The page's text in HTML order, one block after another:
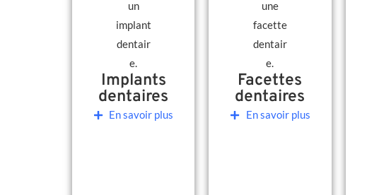
Implants
dentaires
En savoir plus
Facettes
dentaires
En savoir plus